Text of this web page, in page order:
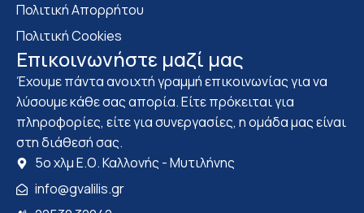
Πολιτική Απορρήτου
Πολιτική Cookies
Επικοινωνήστε μαζί μας
Έχουμε πάντα ανοιχτή γραμμή επικοινωνίας για να
λύσουμε κάθε σας απορία. Είτε πρόκειται για
πληροφορίες, είτε για συνεργασίες, η ομάδα μας είναι
στη διάθεσή σας.
5ο χλμ Ε.Ο. Καλλονής - Μυτιλήνης
info@gvalilis.gr